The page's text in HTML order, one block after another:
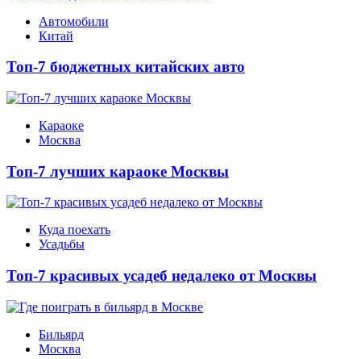
Автомобили
Китай
Топ-7 бюджетных китайских авто
Караоке
Москва
Топ-7 лучших караоке Москвы
Куда поехать
Усадьбы
Топ-7 красивых усадеб недалеко от Москвы
Бильярд
Москва